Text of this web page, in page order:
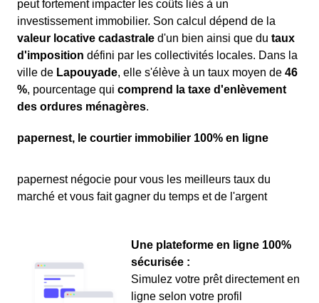
peut fortement impacter les coûts liés à un
investissement immobilier. Son calcul dépend de la
valeur locative cadastrale d'un bien ainsi que du taux
d'imposition défini par les collectivités locales. Dans la
ville de Lapouyade, elle s'élève à un taux moyen de 46
%, pourcentage qui comprend la taxe d'enlèvement
des ordures ménagères.
papernest, le courtier immobilier 100% en ligne
papernest négocie pour vous les meilleurs taux du
marché et vous fait gagner du temps et de l'argent
Une plateforme en ligne 100%
sécurisée :
Simulez votre prêt directement en
ligne selon votre profil